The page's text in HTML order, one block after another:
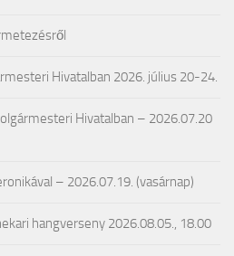
Hivatalban 2026. július 20-24.
Hivatalban – 2026.07.20
– 2026.07.19. (vasárnap)
hangverseny 2026.08.05., 18.00